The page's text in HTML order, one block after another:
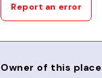
Report an error
Owner of this place